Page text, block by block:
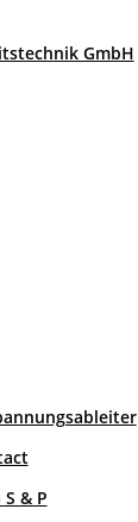
GmbH
& P